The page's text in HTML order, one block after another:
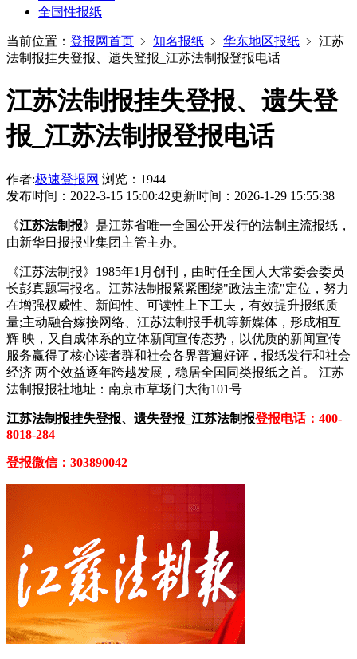
全国性报纸
当前位置： 登报网首页 ﹥ 知名报纸 ﹥ 华东地区报纸 ﹥ 江苏
法制报挂失登报、遗失登报_江苏法制报登报电话
江苏法制报挂失登报、遗失登
报_江苏法制报登报电话
作者:极速登报网 浏览：1944
发布时间：2022-3-15 15:00:42更新时间：2026-1-29 15:55:38
《江苏法制报》是江苏省唯一全国公开发行的法制主流报纸，
由新华日报报业集团主管主办。
《江苏法制报》1985年1月创刊，由时任全国人大常委会委员
长彭真题写报名。江苏法制报紧紧围绕"政法主流"定位，努力
在增强权威性、新闻性、可读性上下工夫，有效提升报纸质
量;主动融合嫁接网络、江苏法制报手机等新媒体，形成相互
辉 映，又自成体系的立体新闻宣传态势，以优质的新闻宣传
服务赢得了核心读者群和社会各界普遍好评，报纸发行和社会
经济 两个效益逐年跨越发展，稳居全国同类报纸之首。 江苏
法制报报社地址：南京市草场门大街101号
江苏法制报挂失登报、遗失登报_江苏法制报登报电话：400-
8018-284
登报微信：303890042